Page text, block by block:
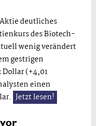
deutliches
des Biotech-
wenig verändert
gestrigen
Dollar (+4,01
einen
Jetzt lesen!